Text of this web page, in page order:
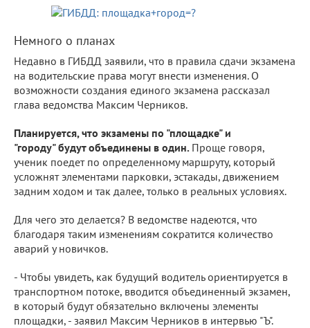
Немного о планах
Недавно в ГИБДД заявили, что в правила сдачи экзамена
на водительские права могут внести изменения. О
возможности создания единого экзамена рассказал
глава ведомства Максим Черников.
Планируется, что экзамены по "площадке" и
"городу" будут объединены в один. Проще говоря,
ученик поедет по определенному маршруту, который
усложнят элементами парковки, эстакады, движением
задним ходом и так далее, только в реальных условиях.
Для чего это делается? В ведомстве надеются, что
благодаря таким изменениям сократится количество
аварий у новичков.
- Чтобы увидеть, как будущий водитель ориентируется в
транспортном потоке, вводится объединенный экзамен,
в который будут обязательно включены элементы
площадки, - заявил Максим Черников в интервью "Ъ".